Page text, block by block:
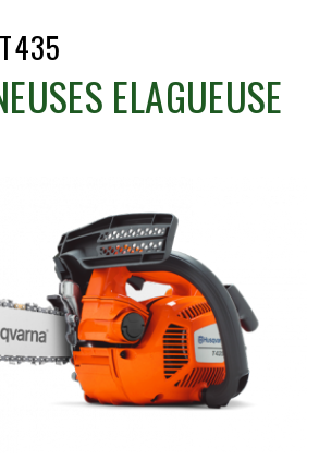
ELAGUEUSE